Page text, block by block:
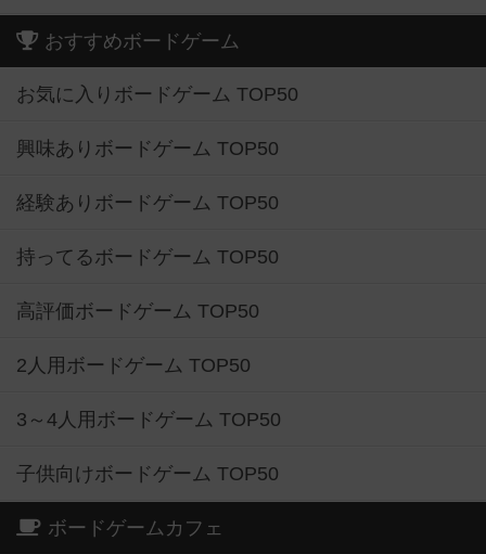
おすすめボードゲーム
お気に入りボードゲーム TOP50
興味ありボードゲーム TOP50
経験ありボードゲーム TOP50
持ってるボードゲーム TOP50
高評価ボードゲーム TOP50
2人用ボードゲーム TOP50
3～4人用ボードゲーム TOP50
子供向けボードゲーム TOP50
ボードゲームカフェ